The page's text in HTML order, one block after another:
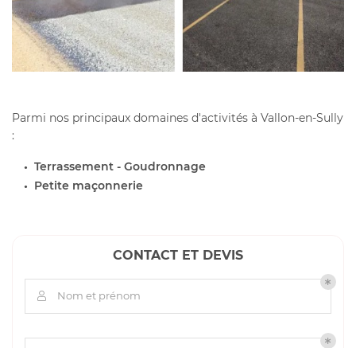
Parmi nos principaux domaines d'activités à Vallon-en-Sully
:
Terrassement - Goudronnage
Petite maçonnerie
CONTACT ET DEVIS
 Nom et prénom